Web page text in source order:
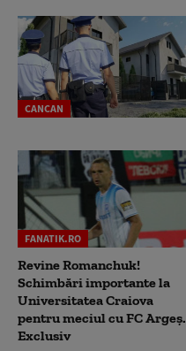
CANCAN
FANATIK.RO
Revine Romanchuk!
Schimbări importante la
Universitatea Craiova
pentru meciul cu FC Argeş.
Exclusiv